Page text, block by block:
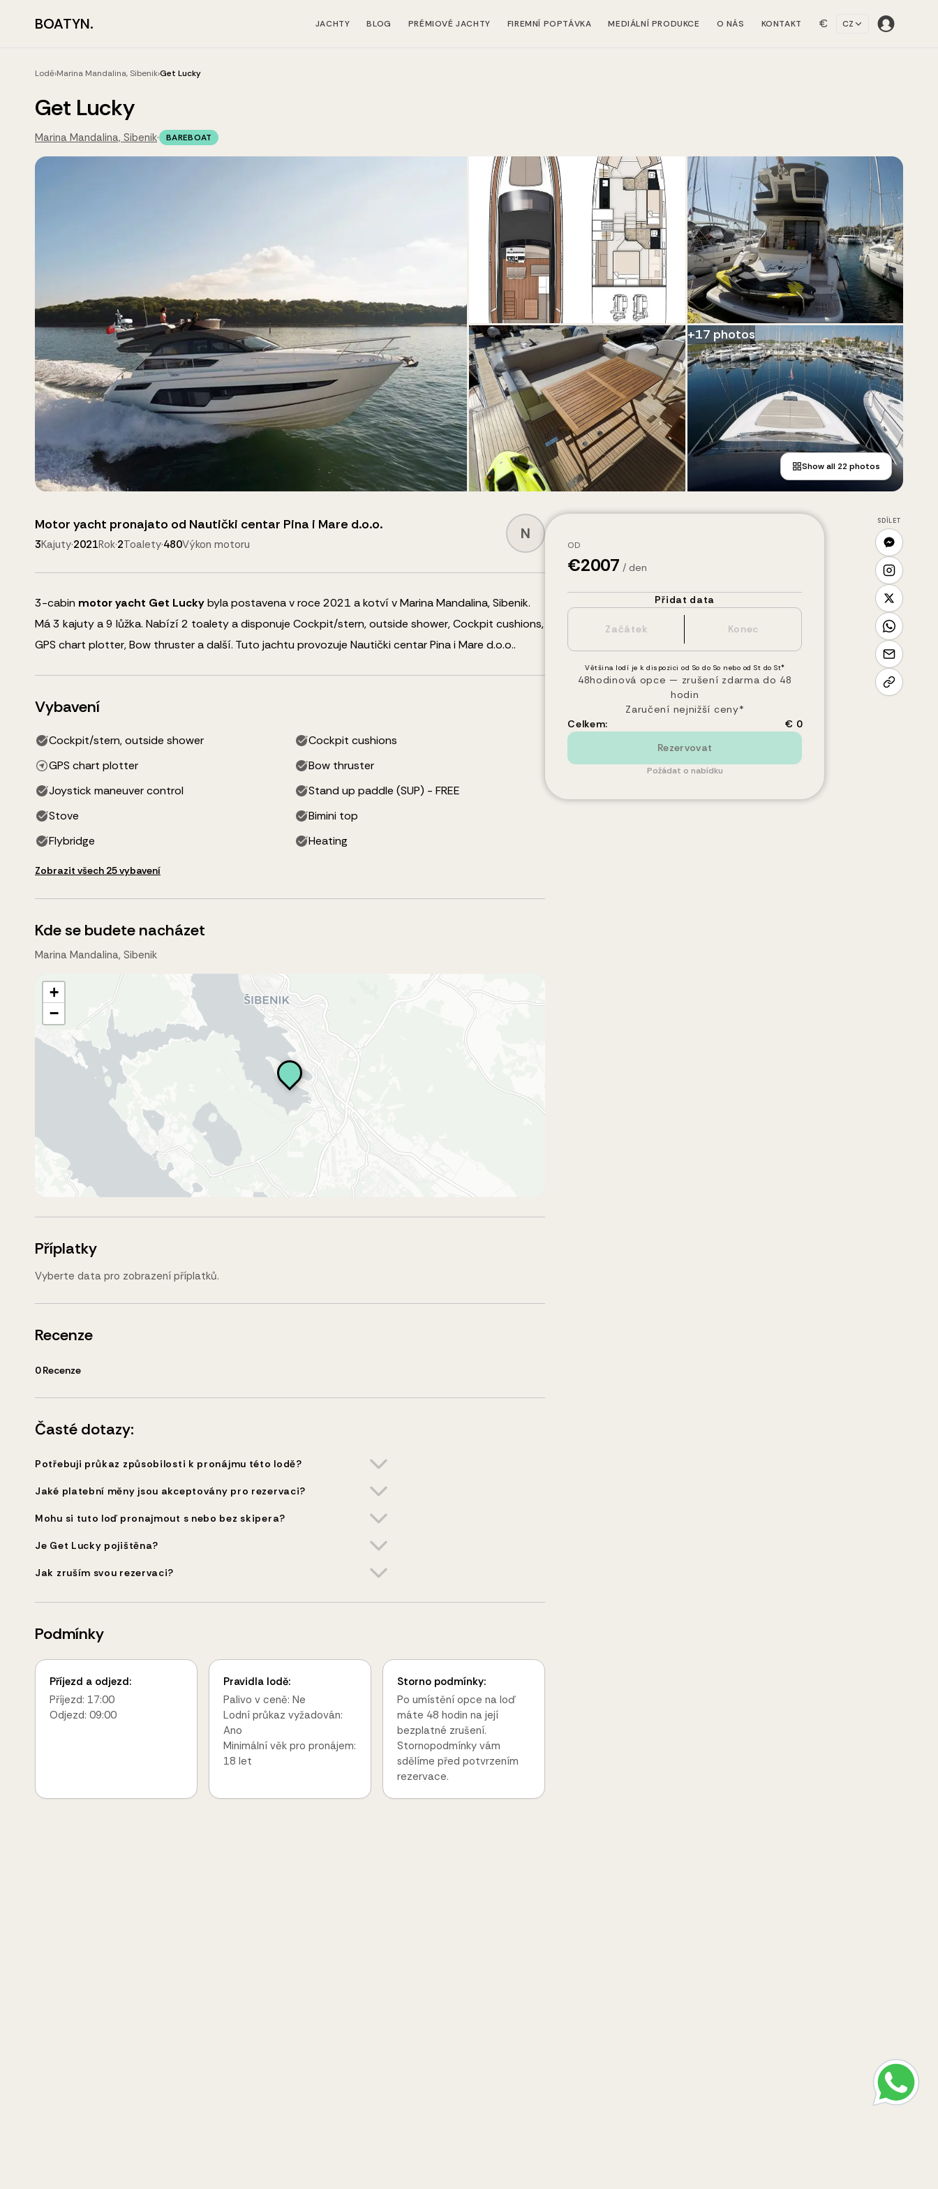
BOATYN. JACHTY BLOG PRÉMIOVÉ JACHTY FIREMNÍ POPTÁVKA MEDIÁLNÍ PRODUKCE O NÁS KONTAKT € CZ
Lodě›Marina Mandalina, Sibenik›Get Lucky
Get Lucky
Marina Mandalina, Sibenik· BAREBOAT
+17 photos
Show all 22photos
Motor yacht pronajato od Nautički centar Pina i Mare d.o.o.
3Kajuty·2021Rok·2Toalety·480Výkon motoru
N
3-cabin motor yacht Get Luckybyla postavena v roce 2021 a kotví v Marina Mandalina, Sibenik.
Má 3 kajuty a9 lůžka. Nabízí 2 toalety a disponuje Cockpit/stern, outside shower, Cockpit cushions,
GPS chart plotter, Bow thrustera další. Tuto jachtu provozuje Nautički centar Pina i Mare d.o.o..
Vybavení
Cockpit/stern, outside shower
Cockpit cushions
GPS chart plotter
Bow thruster
Joystick maneuver control
Stand up paddle (SUP) - FREE
Stove
Bimini top
Flybridge
Heating
Zobrazit všech 25 vybavení
Kde se budete nacházet
Marina Mandalina, Sibenik
+
−
Příplatky
Vyberte data pro zobrazení příplatků.
Recenze
0 Recenze
Časté dotazy:
Potřebuji průkaz způsobilosti k pronájmu této lodě?
Jaké platební měny jsou akceptovány pro rezervaci?
Mohu si tuto loď pronajmout s nebo bez skipera?
Je Get Lucky pojištěna?
Jak zruším svou rezervaci?
Podmínky
Příjezd a odjezd:
Příjezd: 17:00
Odjezd: 09:00
Pravidla lodě:
Palivo v ceně: Ne
Lodní průkaz vyžadován:
Ano
Minimální věk pro pronájem:
18 let
Storno podmínky:
Po umístění opce na loď
máte 48 hodin na její
bezplatné zrušení.
Stornopodmínky vám
sdělíme před potvrzením
rezervace.
OD
€2007 / den
Přidat data
Většina lodí je k dispozici od So do So nebo od St do St*
48hodinová opce — zrušení zdarma do 48
hodin
Zaručení nejnižší ceny*
Celkem:
€ 0
Rezervovat
Požádat o nabídku
SDÍLET